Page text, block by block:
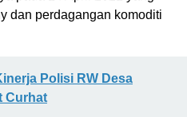
dan perdagangan komoditi
Polisi RW Desa
Curhat